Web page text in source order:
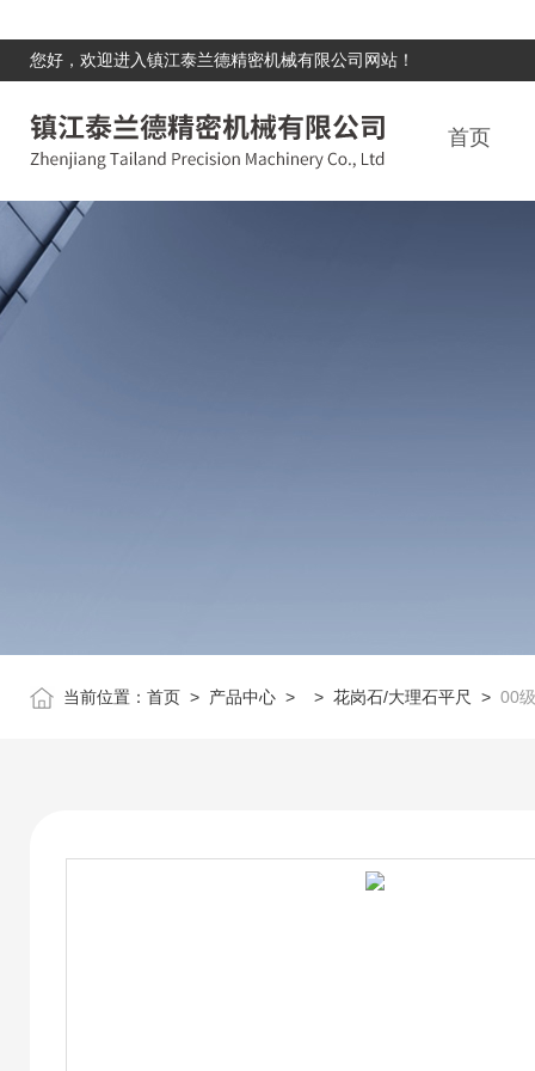
您好，欢迎进入镇江泰兰德精密机械有限公司网站！
首页
当前位置： 首页 > 产品中心 > > 花岗石/大理石平尺 > 00